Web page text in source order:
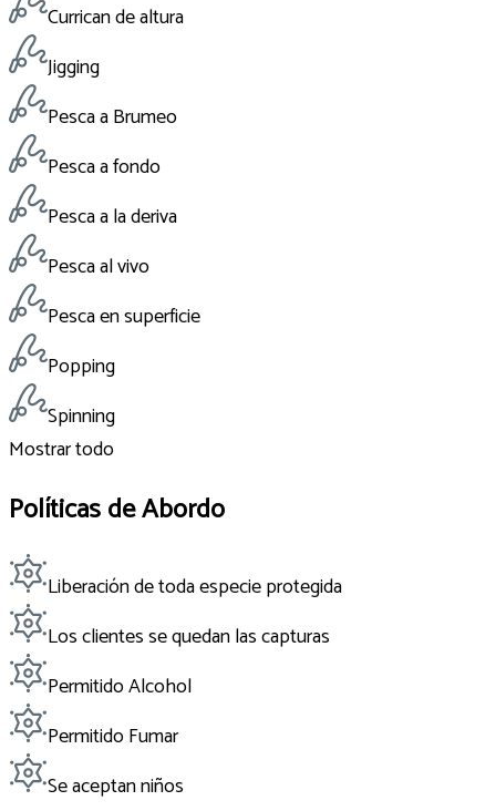
Currican de altura
Jigging
Pesca a Brumeo
Pesca a fondo
Pesca a la deriva
Pesca al vivo
Pesca en superficie
Popping
Spinning
Mostrar todo
Políticas de Abordo
Liberación de toda especie protegida
Los clientes se quedan las capturas
Permitido Alcohol
Permitido Fumar
Se aceptan niños